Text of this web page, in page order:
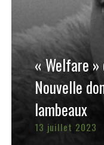
« Welfare »
Nouvelle
lambeaux
13 juillet 2023